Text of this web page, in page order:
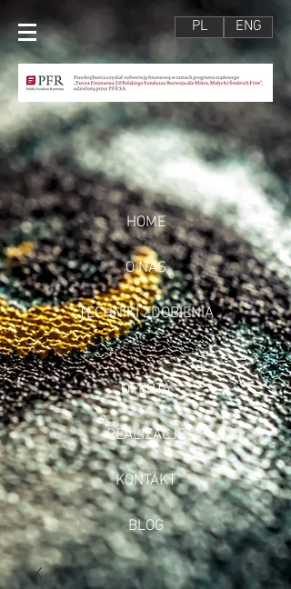
PL ENG
HOME
O NAS
TECHNIKI ZDOBIENIA
OFERTA
REALIZACJE
KONTAKT
BLOG